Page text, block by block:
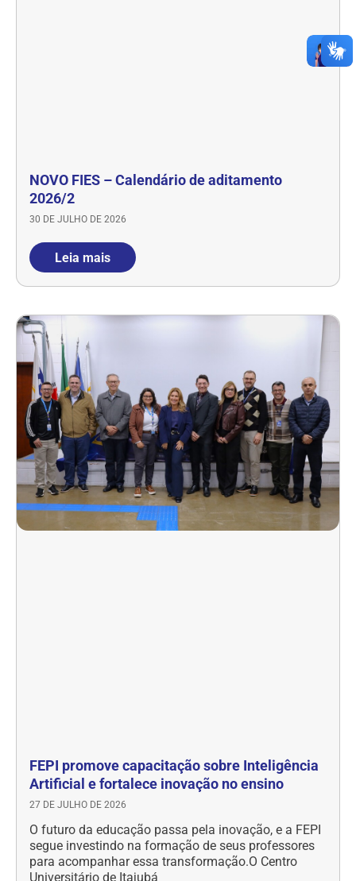
NOVO FIES – Calendário de aditamento
2026/2
30 DE JULHO DE 2026
Leia mais
FEPI promove capacitação sobre Inteligência
Artificial e fortalece inovação no ensino
27 DE JULHO DE 2026
O futuro da educação passa pela inovação, e a FEPI
segue investindo na formação de seus professores
para acompanhar essa transformação.O Centro
Universitário de Itajubá